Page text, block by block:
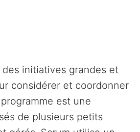
initiatives grandes et
considérer et coordonner
est une
de plusieurs petits